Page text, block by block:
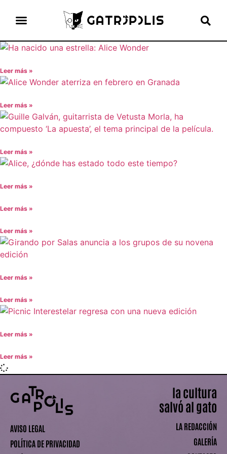
Leer más »
Leer más »
Leer más »
Leer más »
Leer más »
Leer más »
Leer más »
Leer más »
Leer más »
Leer más »
AVISO LEGAL
POLÍTICA DE PRIVACIDAD
la cultura
salvó al gato
LA REDACCIÓN
GALERÍA